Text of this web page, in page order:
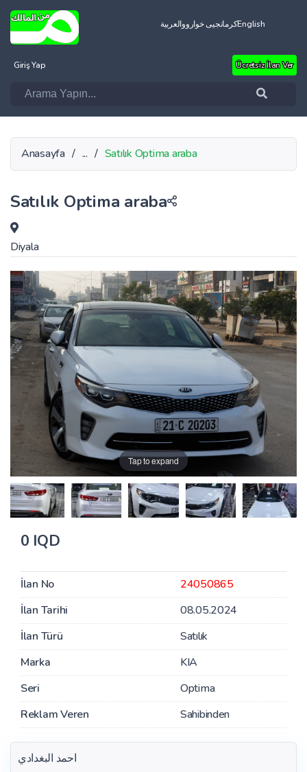
العربيةکرمانجیی خوارووEnglish
Giriş Yap Ücretsiz İlan Ver
Anasayfa / ... / Satılık Optima araba
Satılık Optima araba
Diyala
Tap to expand
0 IQD
İlan No
24050865
İlan Tarihi
08.05.2024
İlan Türü
Satılık
Marka
KIA
Seri
Optima
Reklam Veren
Sahibinden
احمد البغدادي